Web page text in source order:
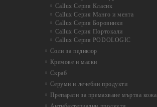
Callux Серия Класик
Callux Серия Манго и мента
Callux Серия Боровинки
Callux Серия Портокали
Callux Серия PODOLOGIC
Соли за педикюр
Кремове и маски
Скраб
Серуми и лечебни продукти
Препарати за премахване мъртва кожа